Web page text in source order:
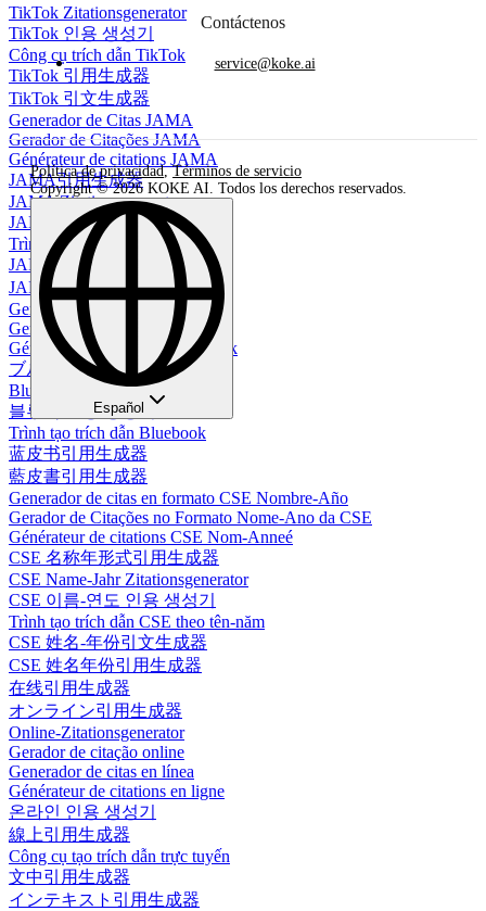
TikTok Zitationsgenerator
TikTok 인용 생성기
Công cụ trích dẫn TikTok
TikTok 引用生成器
TikTok 引文生成器
Generador de Citas JAMA
Gerador de Citações JAMA
Générateur de citations JAMA
JAMA引用生成器
JAMA Zitationsgenerator
JAMA 인용 생성기
Trình tạo trích dẫn JAMA
JAMA 引用生成器
JAMA 引用生成器
Generador de Citas Bluebook
Gerador de Citações Bluebook
Générateur de citations Bluebook
ブルーブック引用生成器
Bluebook-Zitationsgenerator
블루북 인용 생성기
Trình tạo trích dẫn Bluebook
蓝皮书引用生成器
藍皮書引用生成器
Generador de citas en formato CSE Nombre-Año
Gerador de Citações no Formato Nome-Ano da CSE
Générateur de citations CSE Nom-Anneé
CSE 名称年形式引用生成器
CSE Name-Jahr Zitationsgenerator
CSE 이름-연도 인용 생성기
Trình tạo trích dẫn CSE theo tên-năm
CSE 姓名-年份引文生成器
CSE 姓名年份引用生成器
在线引用生成器
オンライン引用生成器
Online-Zitationsgenerator
Gerador de citação online
Generador de citas en línea
Générateur de citations en ligne
온라인 인용 생성기
線上引用生成器
Công cụ tạo trích dẫn trực tuyến
文中引用生成器
インテキスト引用生成器
Contáctenos
service@koke.ai
Política de privacidad,Términos de servicio
Copyright © 2026 KOKE AI. Todos los derechos reservados.
Español